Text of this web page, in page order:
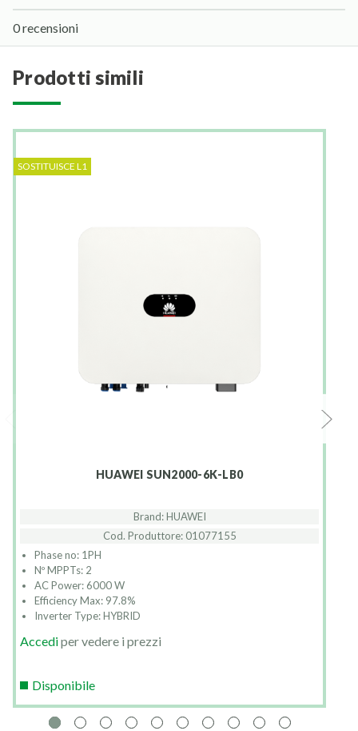
0 recensioni
prodotti simili
SOSTITUISCE L1
HUAWEI SUN2000-6K-LB0
Brand: HUAWEI
Cod. Produttore: 01077155
Phase no: 1PH
Nº MPPTs: 2
AC Power: 6000 W
Efficiency Max: 97.8%
Inverter Type: HYBRID
Accediper vedere i prezzi
Disponibile